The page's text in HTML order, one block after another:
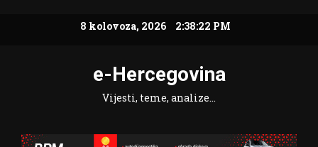
8 kolovoza, 2026 2:38:23 PM
e-Hercegovina
Vijesti, teme, analize…